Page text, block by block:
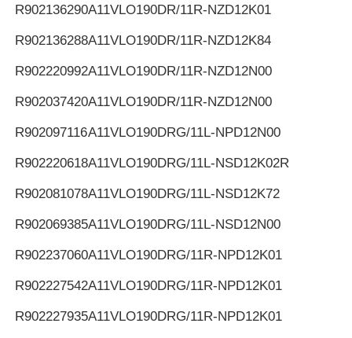
R902136290A11VLO190DR/11R-NZD12K01
R902136288A11VLO190DR/11R-NZD12K84
R902220992A11VLO190DR/11R-NZD12N00
R902037420A11VLO190DR/11R-NZD12N00
R902097116A11VLO190DRG/11L-NPD12N00
R902220618A11VLO190DRG/11L-NSD12K02R
R902081078A11VLO190DRG/11L-NSD12K72
R902069385A11VLO190DRG/11L-NSD12N00
R902237060A11VLO190DRG/11R-NPD12K01
R902227542A11VLO190DRG/11R-NPD12K01
R902227935A11VLO190DRG/11R-NPD12K01